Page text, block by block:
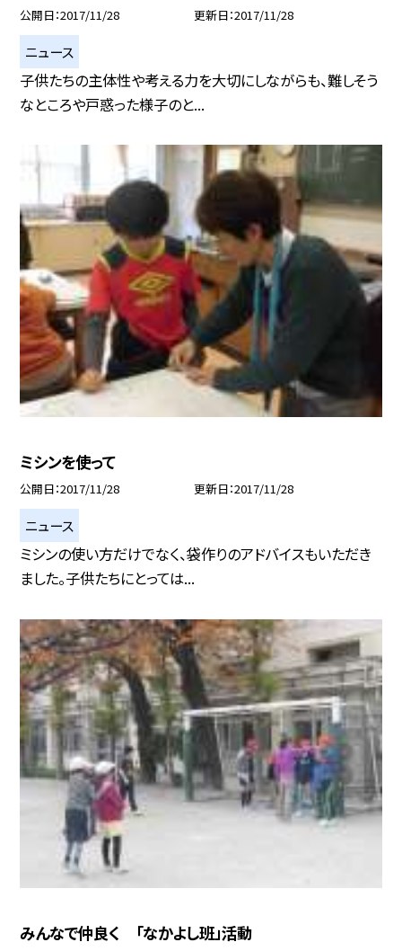
公開日 2017/11/28 更新日 2017/11/28
ニュース
子供たちの主体性や考える力を大切にしながらも、難しそう
なところや戸惑った様子のと...
ミシンを使って
公開日 2017/11/28 更新日 2017/11/28
ニュース
ミシンの使い方だけでなく、袋作りのアドバイスもいただき
ました。子供たちにとっては...
みんなで仲良く 「なかよし班」活動